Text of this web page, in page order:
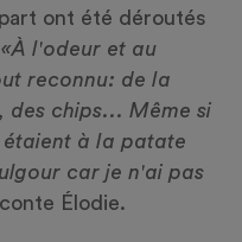
ont été déroutés
«À l'odeur et au
reconnu: de la
des chips... Même si
à la patate
car je n'ai pas
Élodie.